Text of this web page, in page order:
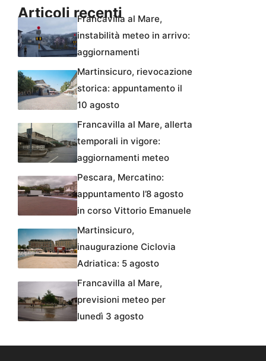
Articoli recenti
Francavilla al Mare,
instabilità meteo in arrivo:
aggiornamenti
Martinsicuro, rievocazione
storica: appuntamento il
10 agosto
Francavilla al Mare, allerta
temporali in vigore:
aggiornamenti meteo
Pescara, Mercatino:
appuntamento l’8 agosto
in corso Vittorio Emanuele
Martinsicuro,
inaugurazione Ciclovia
Adriatica: 5 agosto
Francavilla al Mare,
previsioni meteo per
lunedì 3 agosto